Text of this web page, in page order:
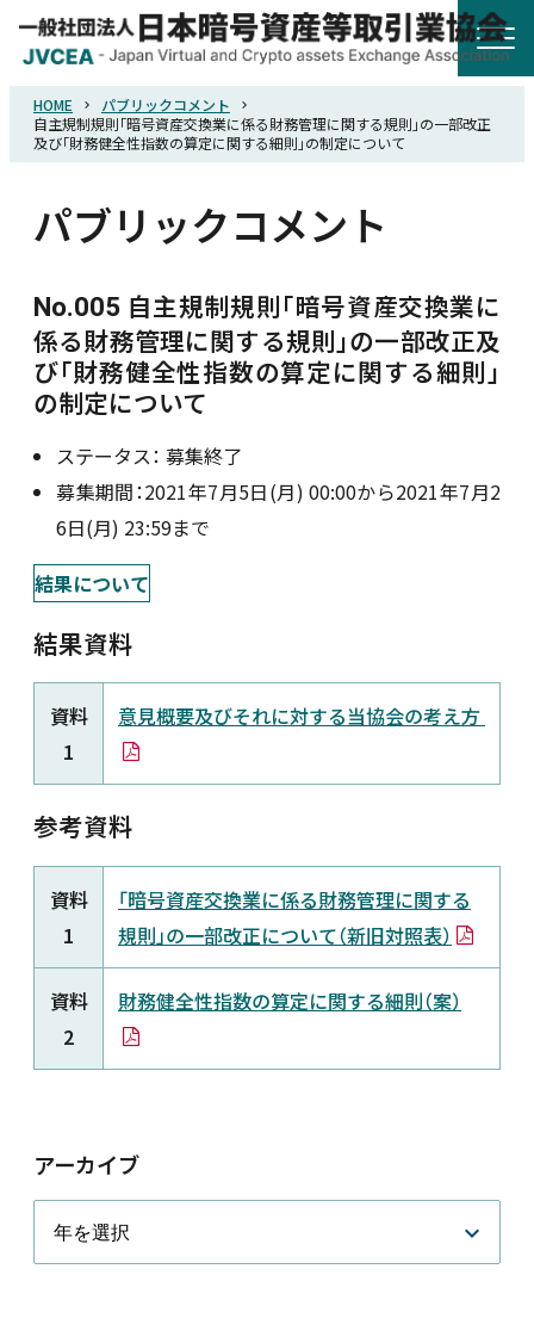
HOME
統計調査
会員紹介
詐欺関連情報
新着情報
採用情報
お問い合わせ
JP 会員ログイン
HOME
パブリックコメント
自主規制規則「暗号資産交換業に係る財務管理に関する規則」の一部改正
及び「財務健全性指数の算定に関する細則」の制定について
パブリックコメント
No.005 自主規制規則「暗号資産交換業に
係る財務管理に関する規則」の一部改正及
び「財務健全性指数の算定に関する細則」
の制定について
ステータス：募集終了
募集期間：2021年7月5日(月) 00:00から2021年7月2
6日(月) 23:59まで
結果について
結果資料
資料
1
意見概要及びそれに対する当協会の考え方
参考資料
資料
1
「暗号資産交換業に係る財務管理に関する
規則」の一部改正について（新旧対照表）
資料
2
財務健全性指数の算定に関する細則（案）
アーカイブ